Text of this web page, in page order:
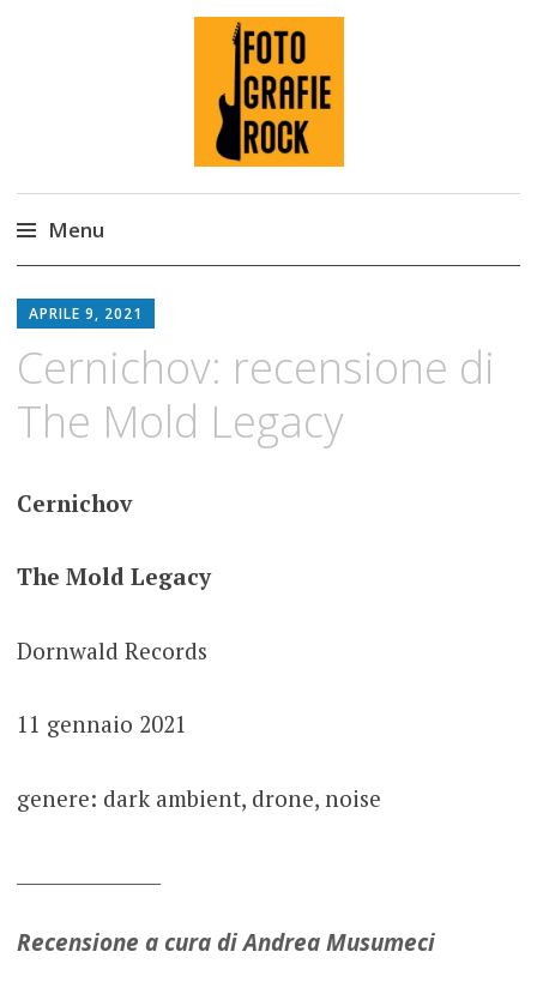
Fotografie ROCK
Menu
to
APRILE 9, 2021
Cernichov: recensione di
The Mold Legacy
Cernichov
The Mold Legacy
Dornwald Records
11 gennaio 2021
genere: dark ambient, drone, noise
Recensione a cura di Andrea Musumeci